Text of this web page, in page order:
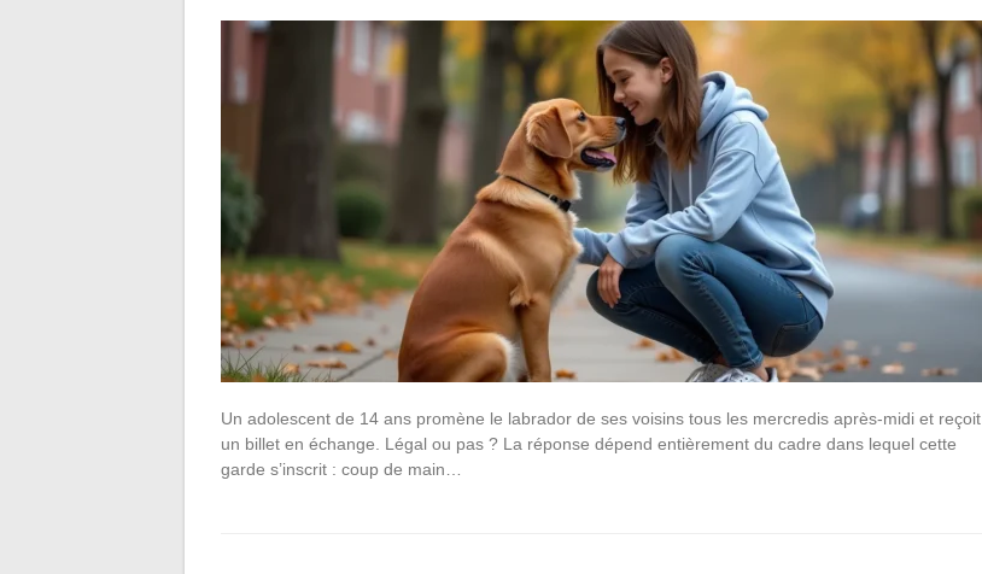
Un adolescent de 14 ans promène le labrador de ses voisins tous les mercredis après-midi et reçoit
un billet en échange. Légal ou pas ? La réponse dépend entièrement du cadre dans lequel cette
garde s’inscrit : coup de main…